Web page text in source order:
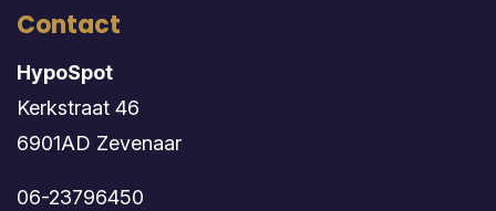
Contact
HypoSpot
Kerkstraat 46
6901AD Zevenaar
06-23796450